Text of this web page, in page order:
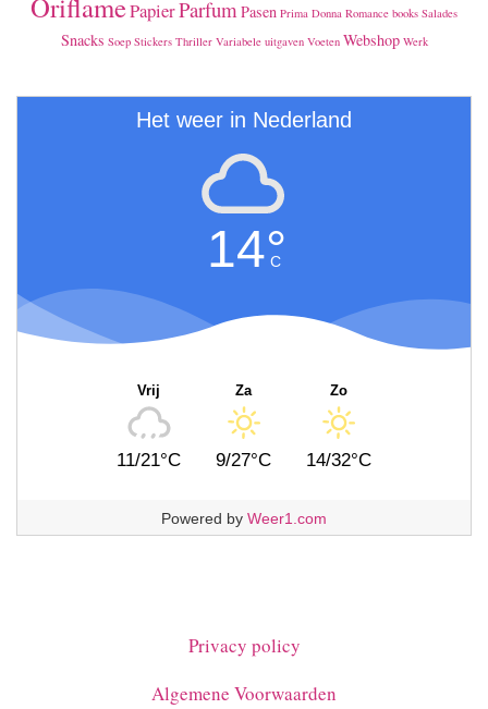
PapierParfumPasen Prima Donna Romance books Salades
Snacks Soep Stickers Thriller Variabele uitgaven Voeten Webshop Werk
Het weer in Nederland
14°
C
Vrij
11/21°C
Za
9/27°C
Zo
14/32°C
Powered by Weer1.com
Privacy policy
Algemene Voorwaarden